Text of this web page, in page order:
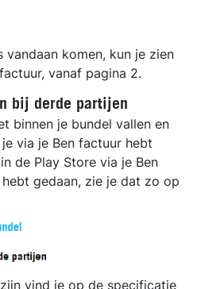
vandaan komen, kun je zien
vanaf pagina 2.
bij derde partijen
binnen je bundel vallen en
via je Ben factuur hebt
de Play Store via je Ben
gedaan, zie je dat zo op
vind je op de specificatie